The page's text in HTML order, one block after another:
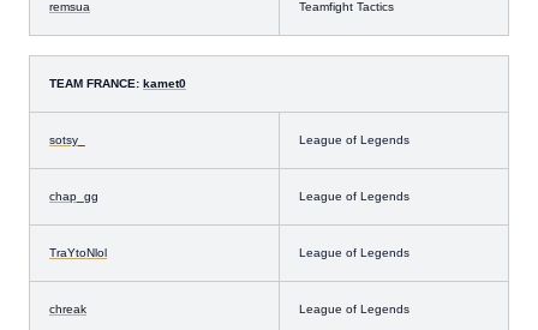
remsua Teamfight Tactics
TEAM FRANCE: kamet0
sotsy_ League of Legends
chap_gg League of Legends
TraYtoNlol League of Legends
chreak League of Legends